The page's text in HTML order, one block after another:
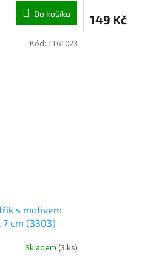
Do košíku 149 Kč
s motivem
7 cm (3303)
Skladem (3 ks)
Kód: 1161023